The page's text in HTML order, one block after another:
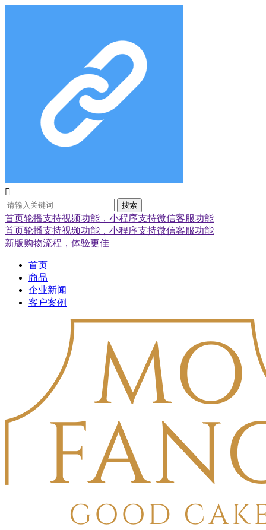

搜索
首页轮播支持视频功能，小程序支持微信客服功能
首页轮播支持视频功能，小程序支持微信客服功能
新版购物流程，体验更佳
首页
商品
企业新闻
客户案例